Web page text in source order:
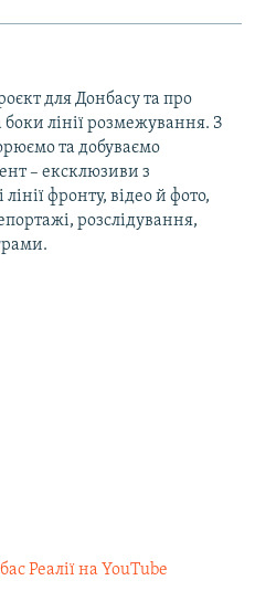
для Донбасу та про
лінії розмежування. З
та добуваємо
– ексклюзиви з
фронту, відео й фото,
розслідування,
Реалії на YouTube